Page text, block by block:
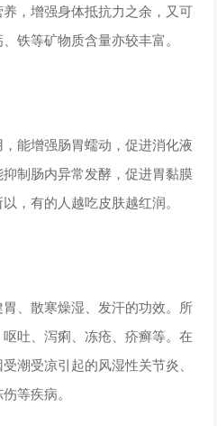
，增强身体抵抗力之余，又可
铁等矿物质含量亦较丰富。
能增强肠胃蠕动，促进消化液
制肠内异常发酵，促进胃黏膜
，有的人越吃皮肤越红润。
、散寒燥湿、发汗的功效。所
吐、泻痢、冻疮、疥癣等。在
潮受凉引起的风湿性关节炎、
等疾病。